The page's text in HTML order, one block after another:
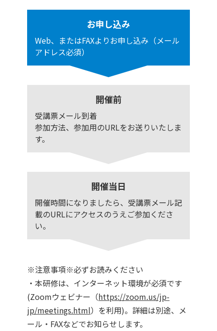
お申し込み
Web、またはFAXよりお申し込み（メール
アドレス必須）
開催前
受講票メール到着
参加方法、参加用のURLをお送りいたしま
す。
開催当日
開催時間になりましたら、受講票メール記
載のURLにアクセスのうえご参加くださ
い。
※注意事項※必ずお読みください
・本研修は、インターネット環境が必須です
(Zoomウェビナー（https://zoom.us/jp-
jp/meetings.html）を利用)。詳細は別途、メ
ール・FAXなどでお知らせします。